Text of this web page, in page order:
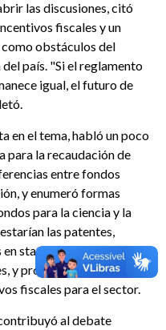
las discusiones, citó
fiscales y un
obstáculos del
país. "Si el reglamento
igual, el futuro de
en el tema, habló un poco
para la recaudación de
entre fondos
y enumeró formas
para la ciencia y la
las patentes,
start ups, utilización de
y promulgación de la Ley
fiscales para el sector.
al debate